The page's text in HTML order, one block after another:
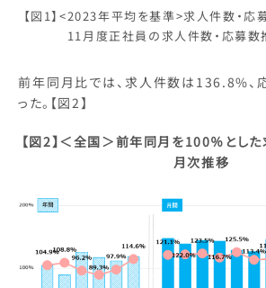
【図1】<2023年平均を基準>求人件数・
11月度正社員の求人件数・応募数
前年同月比では、求人件数は136.8%、
った。【図2】
【図2】＜全国＞前年同月を100％とした
月次推移